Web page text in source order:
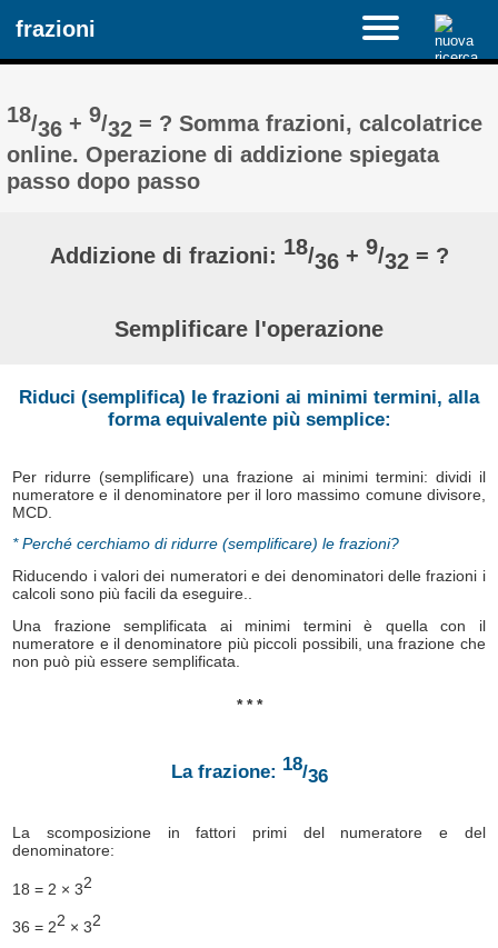
frazioni
18/36 +9/32 = ? Somma frazioni, calcolatrice
online. Operazione di addizione spiegata
passo dopo passo
Addizione di frazioni: 18/36 + 9/32 = ?
Semplificare l'operazione
Riduci (semplifica) le frazioni ai minimi termini, alla
forma equivalente più semplice:
Per ridurre (semplificare) una frazione ai minimi termini: dividi il
numeratore e il denominatore per il loro massimo comune divisore,
MCD.
* Perché cerchiamo di ridurre (semplificare) le frazioni?
Riducendo i valori dei numeratori e dei denominatori delle frazioni i
calcoli sono più facili da eseguire..
Una frazione semplificata ai minimi termini è quella con il
numeratore e il denominatore più piccoli possibili, una frazione che
non può più essere semplificata.
* * *
La frazione: 18/36
La scomposizione in fattori primi del numeratore e del
denominatore:
18 = 2 × 32
36 = 22 × 32